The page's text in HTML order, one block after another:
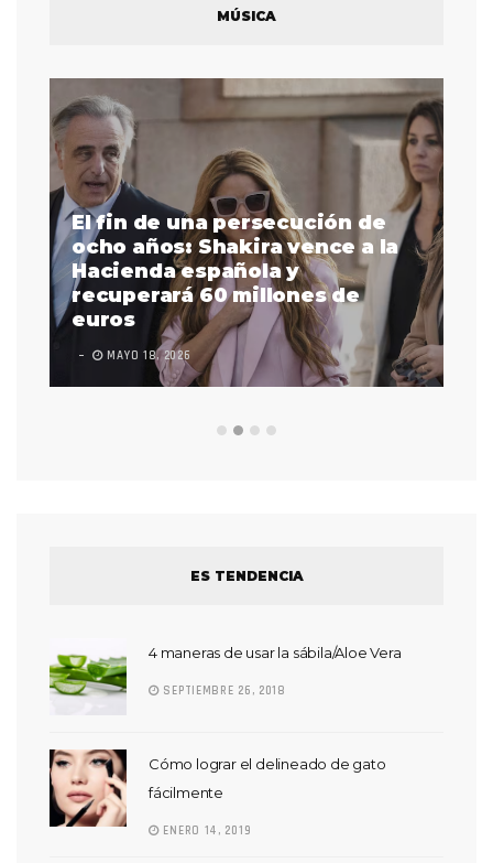
MÚSICA
El fin de una persecución de
ocho años: Shakira vence a la
Hacienda española y
recuperará 60 millones de
euros
MAYO 18, 2026
ES TENDENCIA
4 maneras de usar la sábila/Aloe Vera
SEPTIEMBRE 26, 2018
Cómo lograr el delineado de gato
fácilmente
ENERO 14, 2019